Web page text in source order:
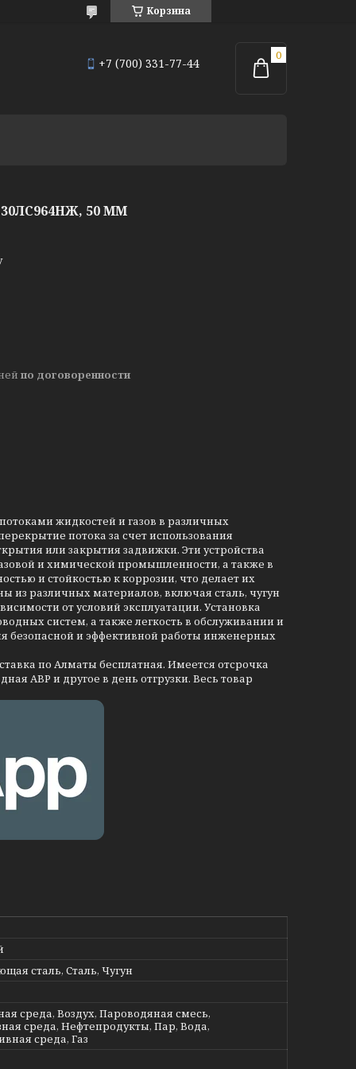
Корзина
+7 (700) 331-77-44
50 ММ
по договоренности
жидкостей и газов в различных
потока за счет использования
или закрытия задвижки. Эти устройства
и химической промышленности, а также в
и стойкостью к коррозии, что делает их
различных материалов, включая сталь, чугун
от условий эксплуатации. Установка
систем, а также легкость в обслуживании и
безопасной и эффективной работы инженерных
по Алматы бесплатная. Имеется отсрочка
АВР и другое в день отгрузки. Весь товар
сталь, Сталь, Чугун
среда, Воздух, Пароводяная смесь,
среда, Нефтепродукты, Пар, Вода,
среда, Газ